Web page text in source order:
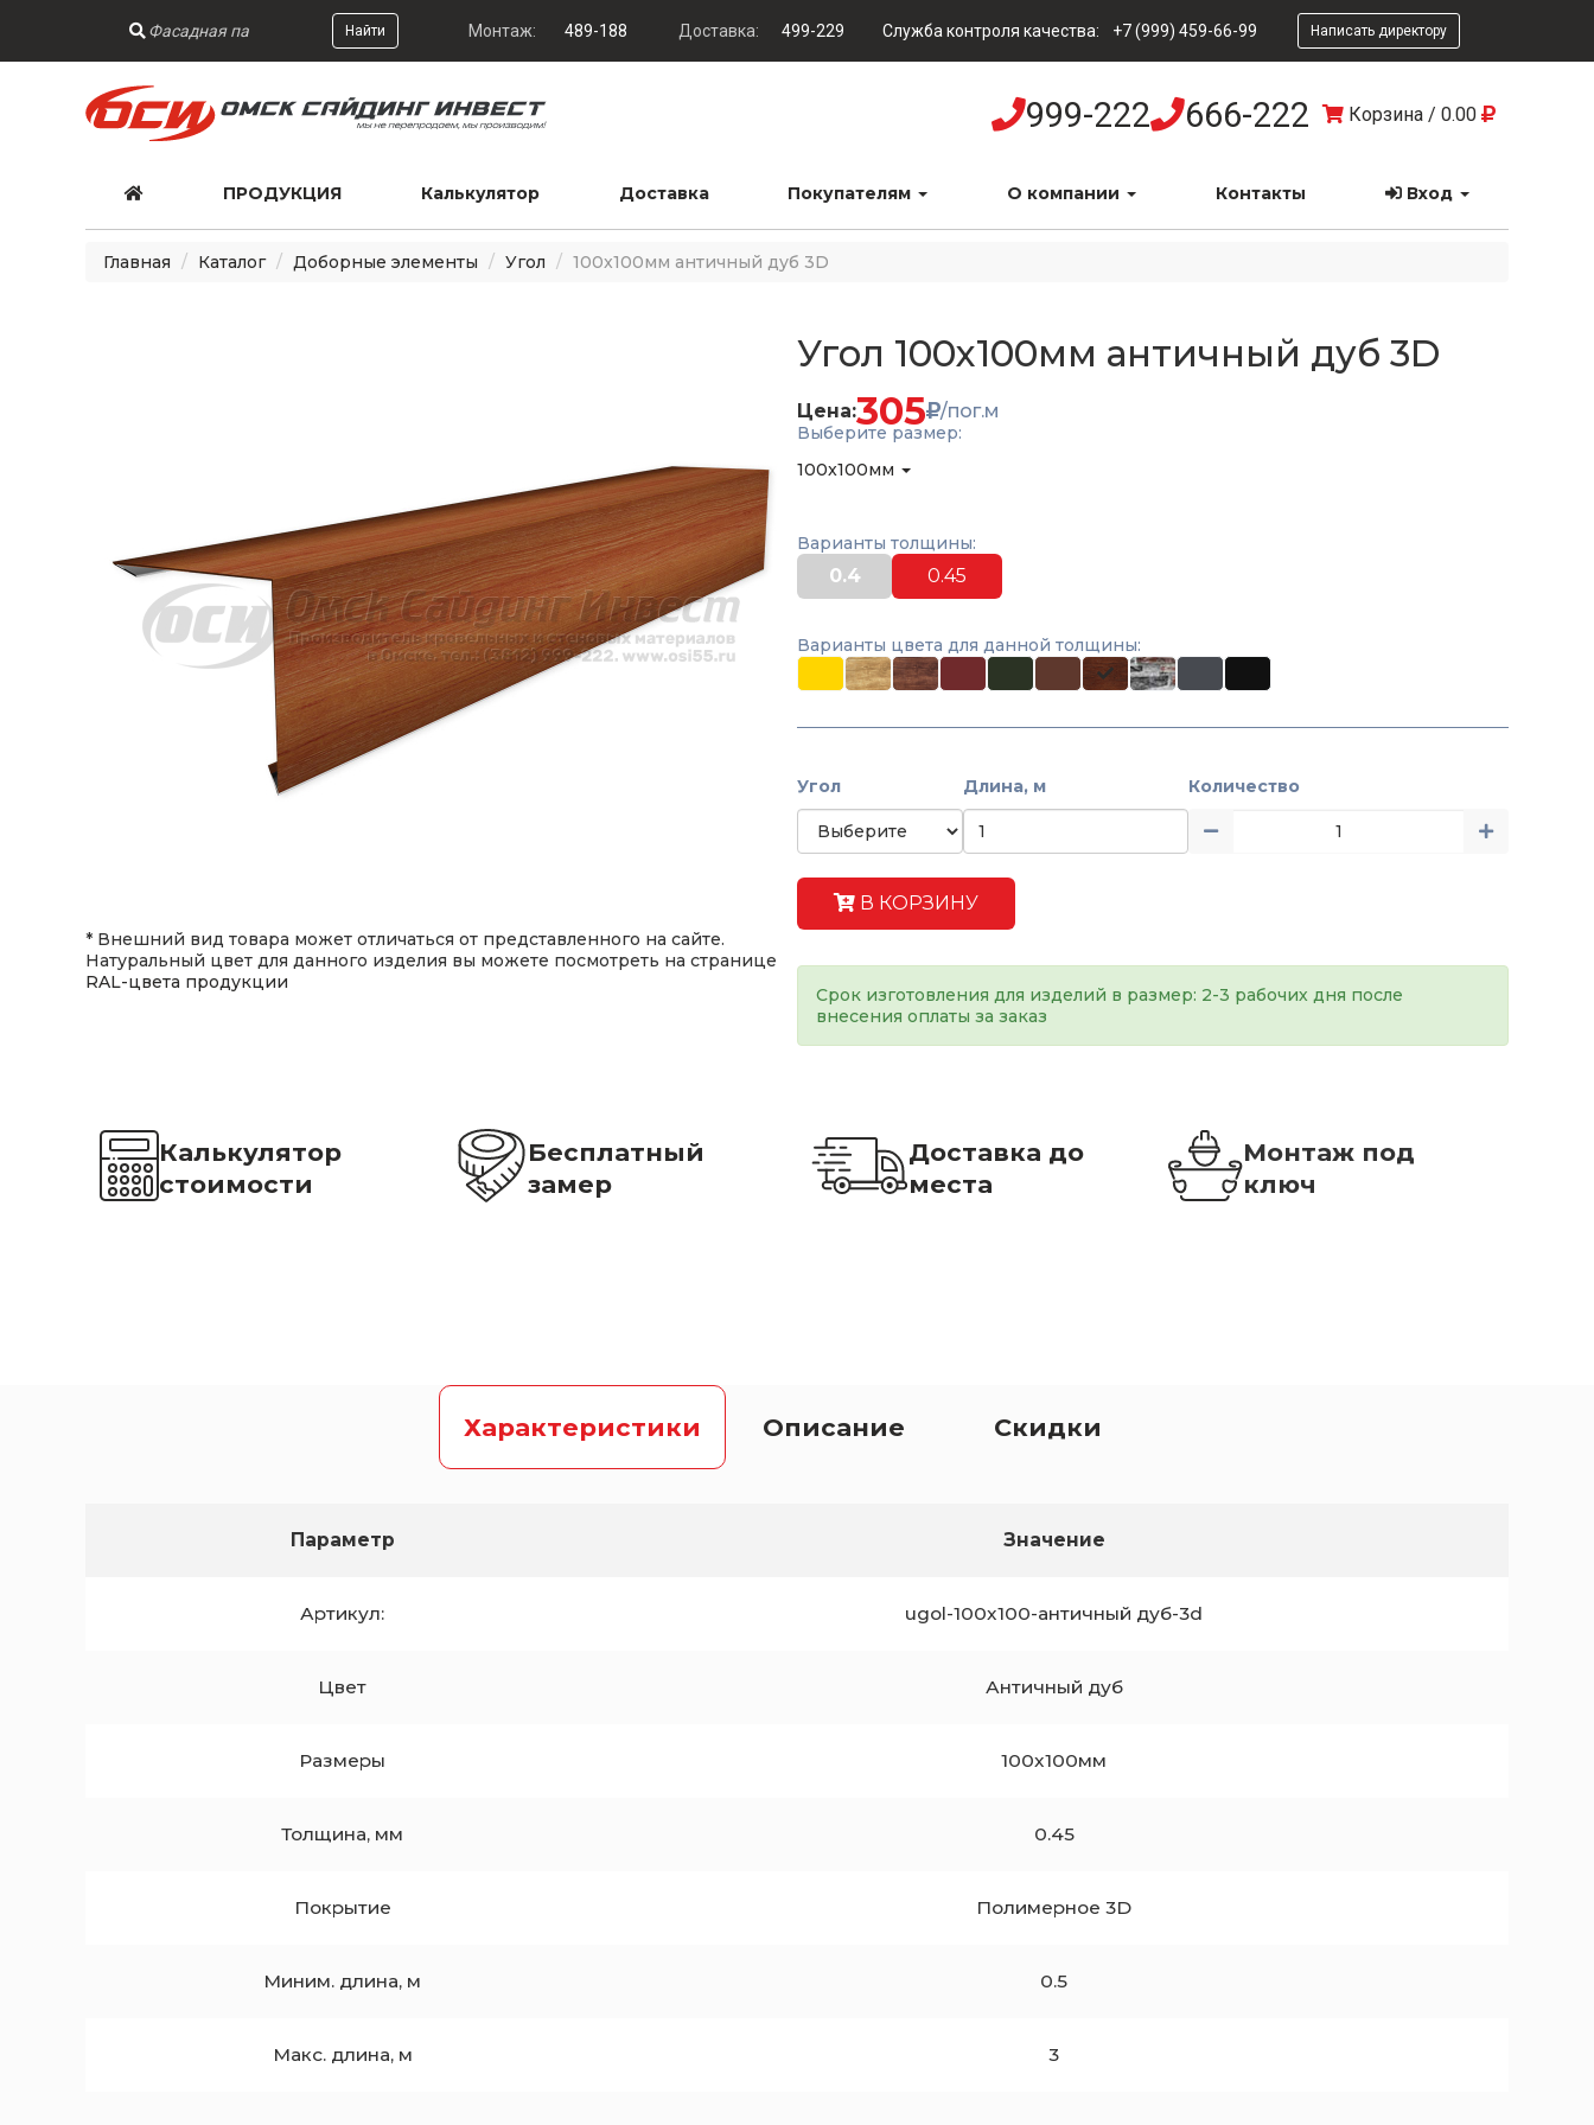
Найти Монтаж: 489-188 Доставка: 499-229 Служба контроля качества: +7 (999) 459-66-99 Написать директору
999-222 666-222 Корзина / 0.00
ПРОДУКЦИЯ Калькулятор Доставка Покупателям О компании Контакты Вход
Главная Каталог Доборные элементы Угол 100x100мм античный дуб 3D
* Внешний вид товара может отличаться от представленного на сайте.
Натуральный цвет для данного изделия вы можете посмотреть на странице
RAL-цвета продукции
Угол 100x100мм античный дуб 3D
Цена:305 /пог.м
Выберите размер:
100x100мм
Варианты толщины:
0.4 0.45
Варианты цвета для данной толщины:
Угол Длина, м Количество
В КОРЗИНУ
Срок изготовления для изделий в размер: 2-3 рабочих дня после
внесения оплаты за заказ
Калькулятор
стоимости
Бесплатный
замер
Доставка до
места
Монтаж под
ключ
Характеристики Описание Скидки
Параметр Значение
Артикул: ugol-100x100-античный дуб-3d
Цвет Античный дуб
Размеры 100x100мм
Толщина, мм 0.45
Покрытие Полимерное 3D
Миним. длина, м 0.5
Макс. длина, м 3